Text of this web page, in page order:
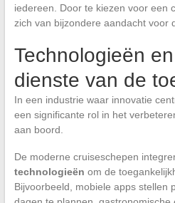
iedereen. Door te kiezen voor een
zich van bijzondere aandacht voor
Technologieën
dienste van de
In een industrie waar innovatie
een significante rol in het
aan boord.
De moderne cruiseschepen
technologieën om de
Bijvoorbeeld, mobiele apps stellen